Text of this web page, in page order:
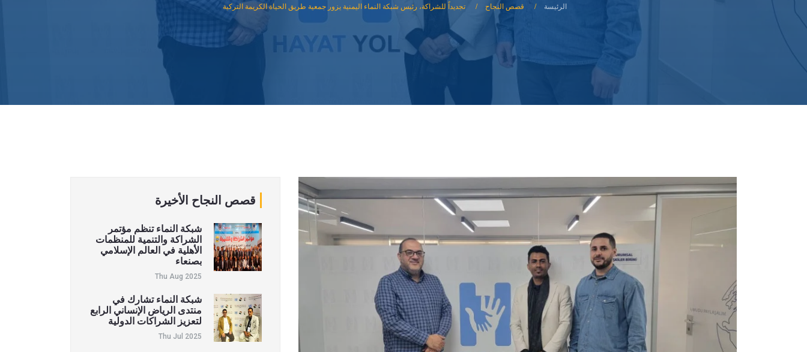
الرئيسة قصص النجاح تجديداً للشراكة، رئيس شبكة النماء اليمنية يزور جمعية طريق الحياة الكريمة التركية
قصص النجاح الأخيرة
شبكة النماء تنظم مؤتمر
الشراكة والتنمية للمنظمات
الأهلية في العالم الإسلامي
بصنعاء
Thu Aug 2025
شبكة النماء تشارك في
منتدى الرياض الإنساني الرابع
لتعزيز الشراكات الدولية
Thu Jul 2025